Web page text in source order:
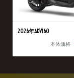
2026年ADV160
本体価格